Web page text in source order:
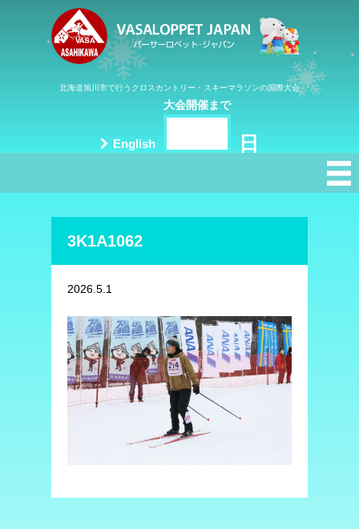
北海道旭川市で行うクロスカントリー・スキーマラソンの国際大会
English
大会開催まで
日
3K1A1062
2026.5.1